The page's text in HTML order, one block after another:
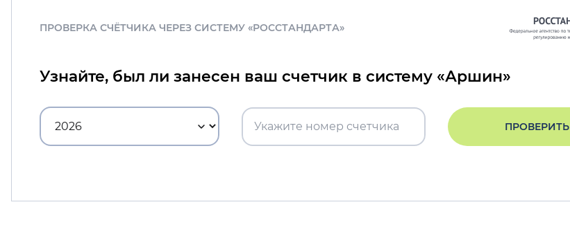
ПРОВЕРКА СЧЁТЧИКА ЧЕРЕЗ СИСТЕМУ «РОССТАНДАРТА»
Узнайте, был ли занесен ваш счетчик в систему «Аршин»
ПРОВЕРИТЬ